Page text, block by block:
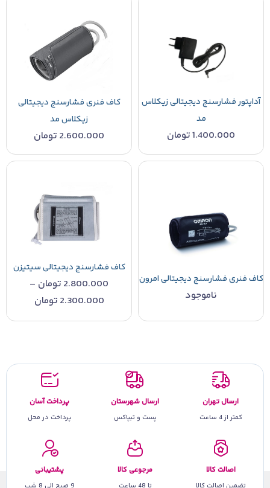
آداپتور فشارسنج دیجیتالی زیکلاس
مد
1.400.000تومان
کاف فنری فشارسنج دیجیتالی
زیکلاس مد
2.600.000 تومان
کاف فنری فشارسنج دیجیتالی امرون
ناموجود
کاف فشارسنج دیجیتالی سیتیزن
2.800.000 تومان –
2.300.000 تومان
ارسال تهران
کمتر از 4 ساعت
ارسال شهرستان
پست و تیپاکس
پرداخت آسان
پرداخت در محل
اصالت کالا
تضمین اصالت کالا
مرجوعی کالا
تا 48 ساعت
پشتیبانی
9 صبح الی 8 شب